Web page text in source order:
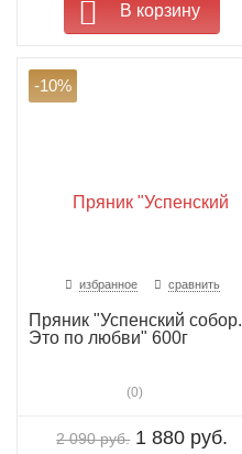
В корзину
-10%
избранное сравнить
Пряник "Успенский собор.
Это по любви" 600г
(0)
2 090 руб. 1 880 руб.